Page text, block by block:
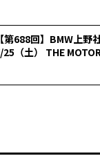
【第688回】BMW上野
25（土） THE